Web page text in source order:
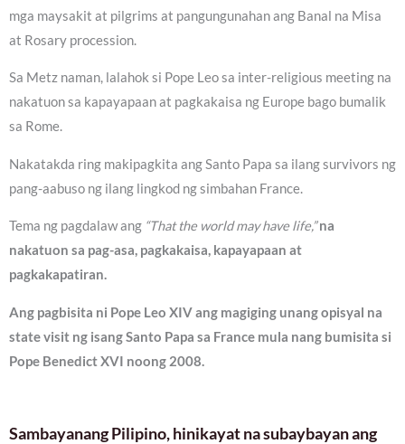
mga maysakit at pilgrims at pangungunahan ang Banal na Misa
at Rosary procession.
Sa Metz naman, lalahok si Pope Leo sa inter-religious meeting na
nakatuon sa kapayapaan at pagkakaisa ng Europe bago bumalik
sa Rome.
Nakatakda ring makipagkita ang Santo Papa sa ilang survivors ng
pang-aabuso ng ilang lingkod ng simbahan France.
Tema ng pagdalaw ang “That the world may have life,”na
nakatuon sa pag-asa, pagkakaisa, kapayapaan at
pagkakapatiran.
Ang pagbisita ni Pope Leo XIV ang magiging unang opisyal na
state visit ng isang Santo Papa sa France mula nang bumisita si
Pope Benedict XVI noong 2008.
Sambayanang Pilipino, hinikayat na subaybayan ang